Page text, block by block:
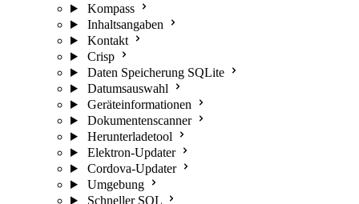
Kompass
Inhaltsangaben
Kontakt
Crisp
Daten Speicherung SQLite
Datumsauswahl
Geräteinformationen
Dokumentenscanner
Herunterladetool
Elektron-Updater
Cordova-Updater
Umgebung
Schneller SQL